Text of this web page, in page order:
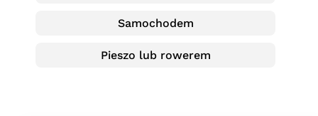
Samochodem
Pieszo lub rowerem